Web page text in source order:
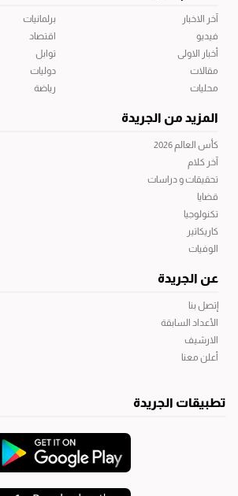
آخر الاخبار
فيديو
أخبار الاولى
مقالات
محليات
برلمانيات
اقتصاد
توابل
دوليات
رياضة
المزيد من الجريدة
كأس العالم 2026
آخر كلام
تحقيقات و دراسات
قضايا
تكنولوجيا
كاريكاتير
الوفيات
عن الجريدة
إتصل بنا
الأعداد السابقة
الارشيف
أعلن معنا
تطبيقات الجريدة